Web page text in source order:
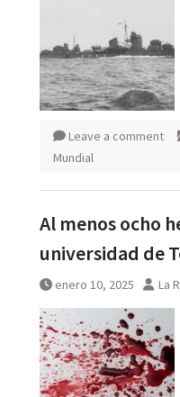
Leave a comment
Mundial
Al menos ocho
universidad de
enero 10, 2025 La